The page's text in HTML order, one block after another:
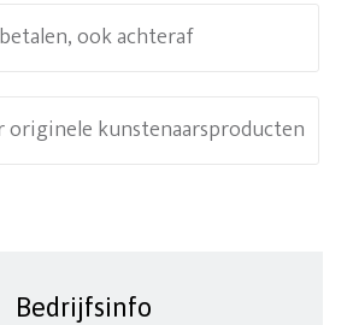
ook achteraf
originele kunstenaarsproducten
Bedrijfsinfo